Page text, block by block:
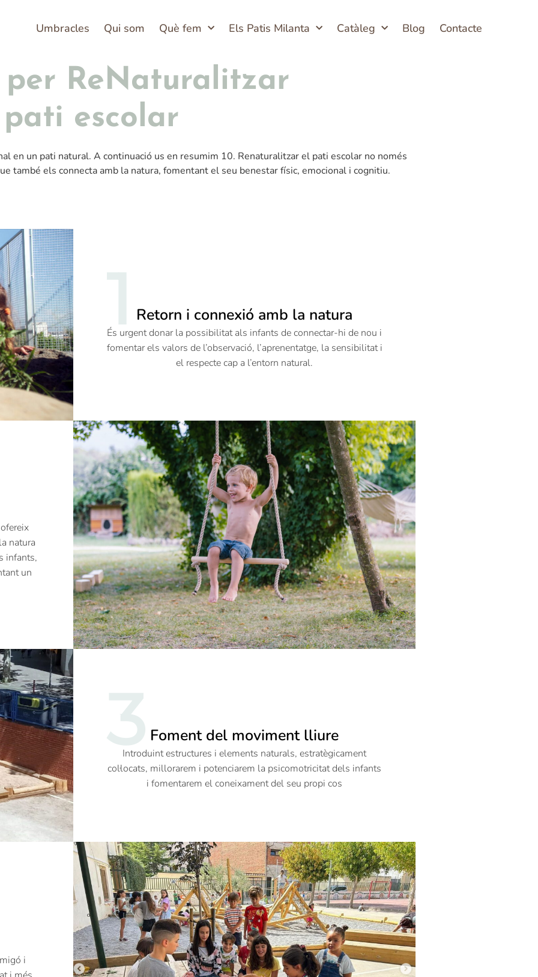
Umbracles Qui som Què fem Els Patis Milanta Catàleg Blog Contacte
per ReNaturalitzar
escolar
en un pati natural. A continuació us en resumim 10. Renaturalitzar el pati escolar no només
també els connecta amb la natura, fomentant el seu benestar físic, emocional i cognitiu.
1 Retorn i connexió amb la natura
És urgent donar la possibilitat als infants de connectar-hi de nou i
fomentar els valors de l’observació, l’aprenentatge, la sensibilitat i
el respecte cap a l’entorn natural.
natura
infants,
un
3 Foment del moviment lliure
Introduint estructures i elements naturals, estratègicament
col·locats, millorarem i potenciarem la psicomotricitat dels infants
i fomentarem el coneixament del seu propi cos
i